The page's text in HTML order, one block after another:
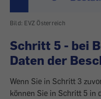
Bild: EVZ Österreich
Schritt 5 - bei
Daten der
Wenn Sie in Schritt 3
können Sie in Schritt 5 in